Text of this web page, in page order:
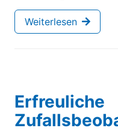
Weiterlesen
Erfreuliche